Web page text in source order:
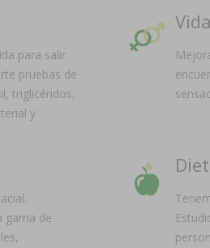
para salir
pruebas de
triglicéridos,
y
gama de